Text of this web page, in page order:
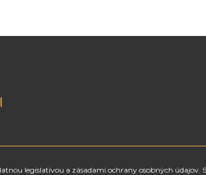
legislatívou a zásadami ochrany osobných